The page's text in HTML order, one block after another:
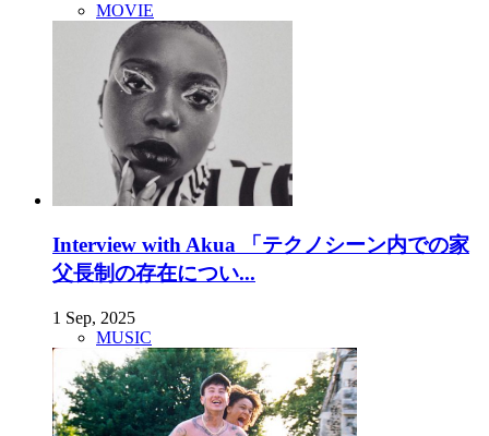
MOVIE
Interview with Akua 「テクノシーン内での家
父長制の存在につい...
1 Sep, 2025
MUSIC